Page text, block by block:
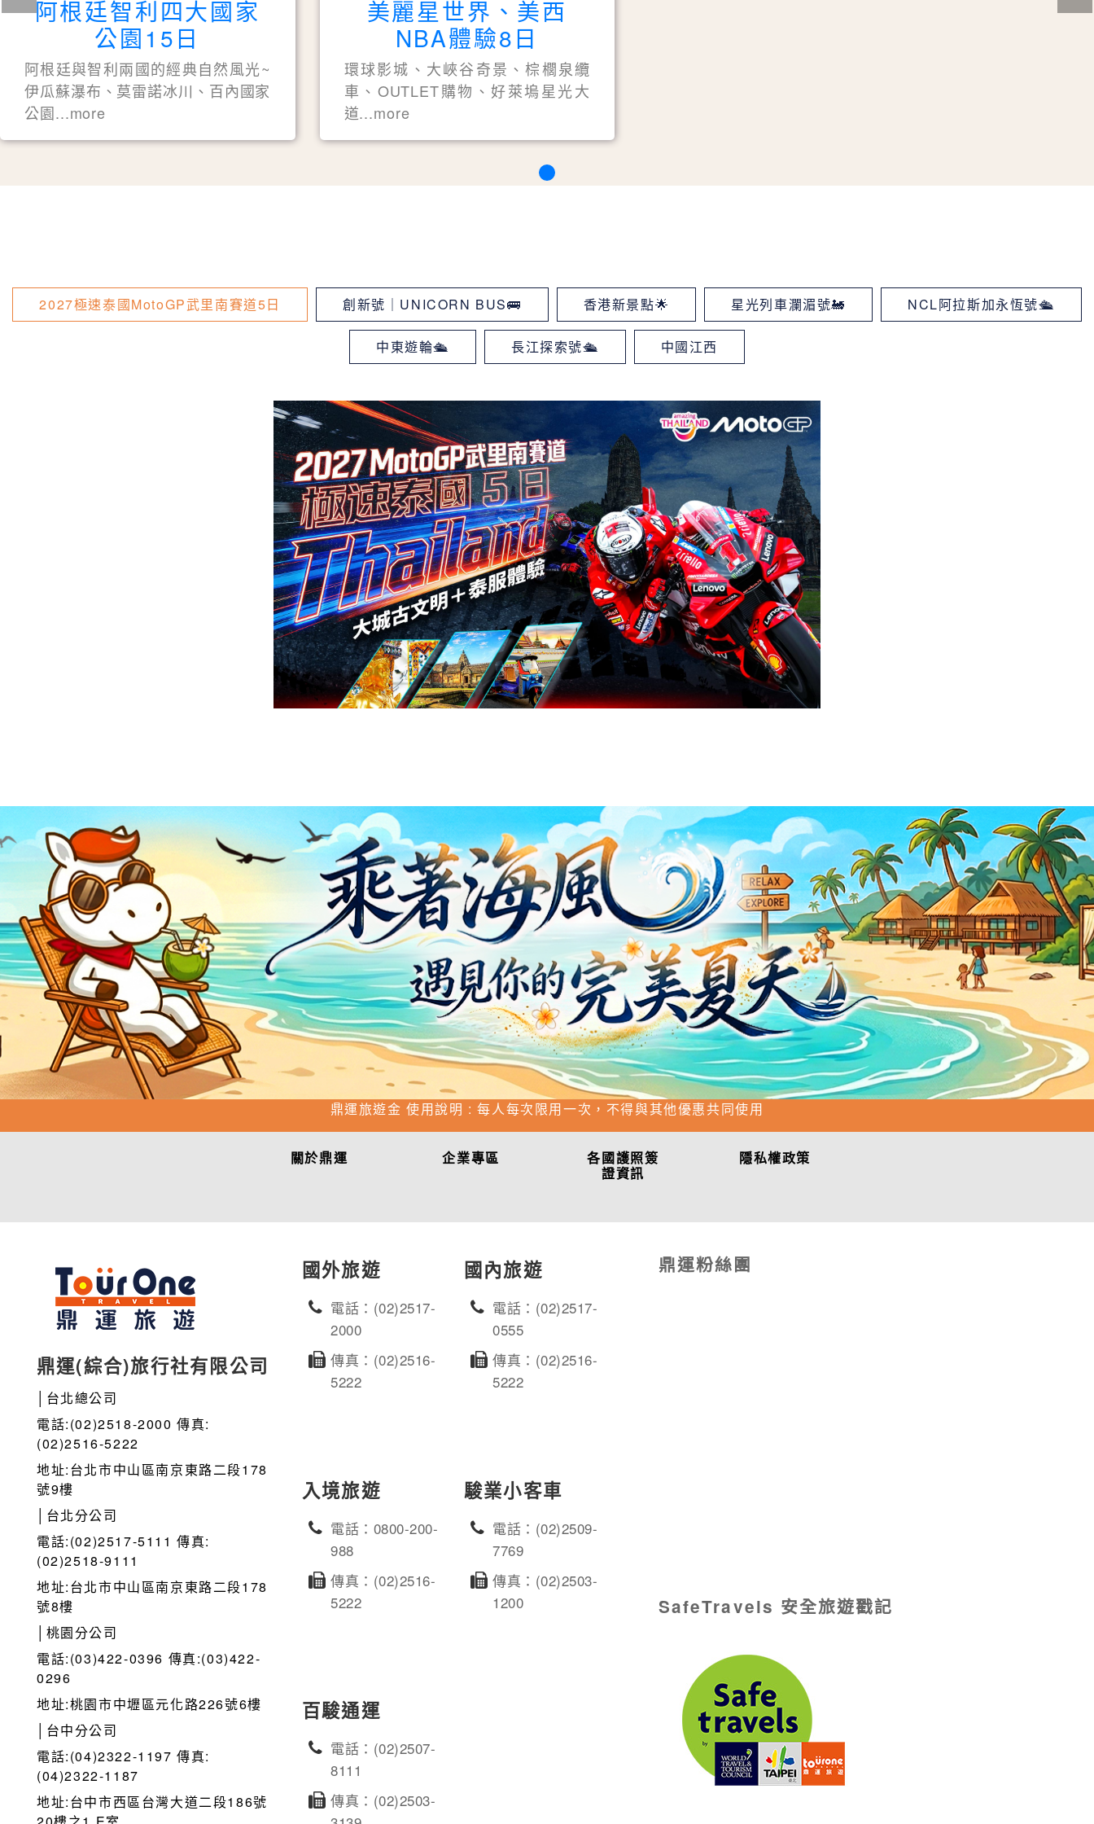
阿根廷智利四大國家
公園15日
阿根廷與智利兩國的經典自然風光~
伊瓜蘇瀑布、莫雷諾冰川、百內國家
公園...more
美麗星世界、美西
NBA體驗8日
環球影城、大峽谷奇景、棕櫚泉纜
車、OUTLET購物、好萊塢星光大
道...more
2027極速泰國MotoGP武里南賽道5日 創新號｜UNICORN BUS🚌 香港新景點🌟 星光列車瀾湄號🚂 NCL阿拉斯加永恆號🛳
中東遊輪🛳 長江探索號🛳 中國江西
鼎運旅遊金 使用說明 : 每人每次限用一次，不得與其他優惠共同使用
關於鼎運 企業專區
各國護照簽
證資訊
隱私權政策
鼎運(綜合)旅行社有限公司
│台北總公司
電話:(02)2518-2000 傳真:
(02)2516-5222
地址:台北市中山區南京東路二段178
號9樓
│台北分公司
電話:(02)2517-5111 傳真:
(02)2518-9111
地址:台北市中山區南京東路二段178
號8樓
│桃園分公司
電話:(03)422-0396 傳真:(03)422-
0296
地址:桃園市中壢區元化路226號6樓
│台中分公司
電話:(04)2322-1197 傳真:
(04)2322-1187
地址:台中市西區台灣大道二段186號
國外旅遊
電話：(02)2517-
2000
傳真：(02)2516-
5222
國內旅遊
電話：(02)2517-
0555
傳真：(02)2516-
5222
入境旅遊
電話：0800-200-
988
傳真：(02)2516-
5222
駿業小客車
電話：(02)2509-
7769
傳真：(02)2503-
1200
百駿通運
電話：(02)2507-
8111
傳真：(02)2503-
鼎運粉絲團
SafeTravels 安全旅遊戳記